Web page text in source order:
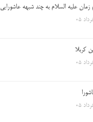
زمان علیه السلام به چند شبهه عاشورایی
کربلا